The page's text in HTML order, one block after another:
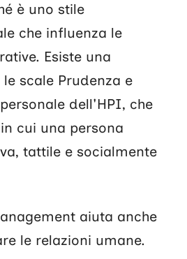
è uno stile
che influenza le
Esiste una
scale Prudenza e
dell'HPI, che
cui una persona
tattile e socialmente
aiuta anche
le relazioni umane.